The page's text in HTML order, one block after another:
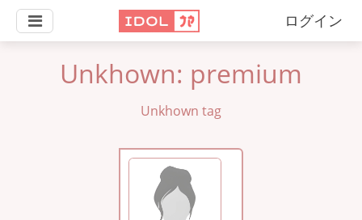
ログイン
Unkhown: premium
Unkhown tag